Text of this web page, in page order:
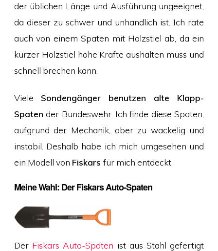
der üblichen Länge und Ausführung ungeeignet,
da dieser zu schwer und unhandlich ist. Ich rate
auch von einem Spaten mit Holzstiel ab, da ein
kurzer Holzstiel hohe Kräfte aushalten muss und
schnell brechen kann.
Viele Sondengänger benutzen alte Klapp-
Spaten der Bundeswehr. Ich finde diese Spaten,
aufgrund der Mechanik, aber zu wackelig und
instabil. Deshalb habe ich mich umgesehen und
ein Modell von Fiskars für mich entdeckt.
Meine Wahl: Der Fiskars Auto-Spaten
Der Fiskars Auto-Spaten ist aus Stahl gefertigt